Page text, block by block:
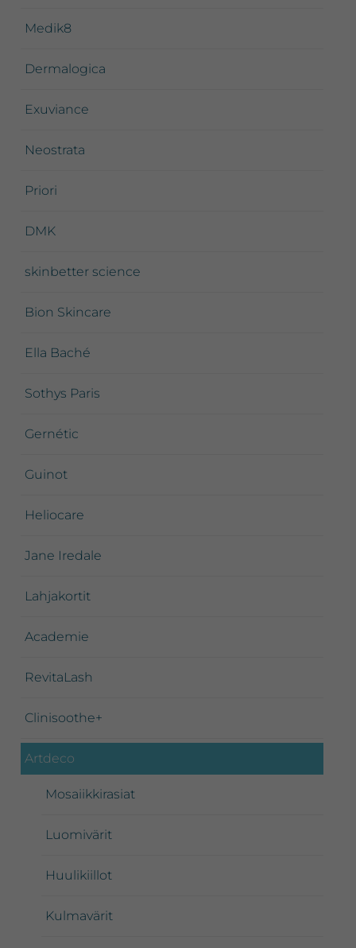
Medik8
Dermalogica
Exuviance
Neostrata
Priori
DMK
skinbetter science
Bion Skincare
Ella Baché
Sothys Paris
Gernétic
Guinot
Heliocare
Jane Iredale
Lahjakortit
Academie
RevitaLash
Clinisoothe+
Artdeco
Mosaiikkirasiat
Luomivärit
Huulikiillot
Kulmavärit